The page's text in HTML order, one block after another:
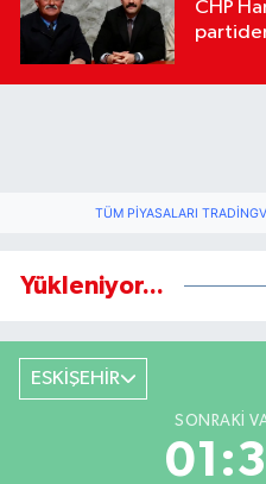
CHP
TÜM PIYASALARI
Yükleniyor...
ESKİŞEHİR
SONRAKI